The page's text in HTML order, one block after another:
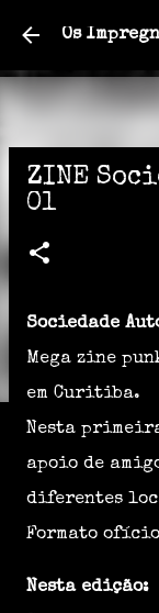
Pular
Os
ZINE
01
Sociedade
Mega zine
em Curitiba.
Nesta
apoio de
diferentes
Formato
Nesta edição: